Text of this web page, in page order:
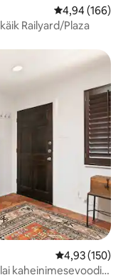
Keskmine
4,94 (166)
Railyard/Plaza
Keskmine
4,93 (150)
kaheinimesevoodi –